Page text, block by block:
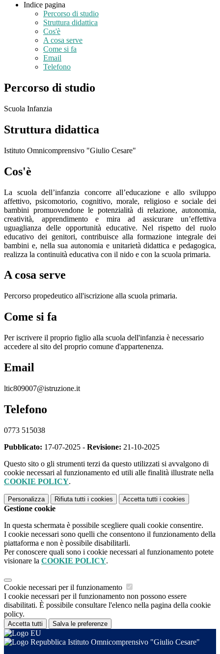
Indice pagina
Percorso di studio
Struttura didattica
Cos'è
A cosa serve
Come si fa
Email
Telefono
Percorso di studio
Scuola Infanzia
Struttura didattica
Istituto Omnicomprensivo "Giulio Cesare"
Cos'è
La scuola dell’infanzia concorre all’educazione e allo sviluppo
affettivo, psicomotorio, cognitivo, morale, religioso e sociale dei
bambini promuovendone le potenzialità di relazione, autonomia,
creatività, apprendimento e mira ad assicurare un’effettiva
uguaglianza delle opportunità educative. Nel rispetto del ruolo
educativo dei genitori, contribuisce alla formazione integrale dei
bambini e, nella sua autonomia e unitarietà didattica e pedagogica,
realizza la continuità educativa con il nido e con la scuola primaria.
A cosa serve
Percorso propedeutico all'iscrizione alla scuola primaria.
Come si fa
Per iscrivere il proprio figlio alla scuola dell'infanzia è necessario
accedere al sito del proprio comune d'appartenenza.
Email
ltic809007@istruzione.it
Telefono
0773 515038
Pubblicato: 17-07-2025 - Revisione: 21-10-2025
Questo sito o gli strumenti terzi da questo utilizzati si avvalgono di
cookie necessari al funzionamento ed utili alle finalità illustrate nella
COOKIE POLICY.
Personalizza Rifiuta tutti i cookies Accetta tutti i cookies
Gestione cookie
In questa schermata è possibile scegliere quali cookie consentire.
I cookie necessari sono quelli che consentono il funzionamento della
piattaforma e non è possibile disabilitarli.
Per conoscere quali sono i cookie necessari al funzionamento potete
visionare la COOKIE POLICY.
Cookie necessari per il funzionamento
I cookie necessari per il funzionamento non possono essere
disabilitati. È possibile consultare l'elenco nella pagina della cookie
policy.
Accetta tutti Salva le preferenze
Istituto Omnicomprensivo "Giulio Cesare"